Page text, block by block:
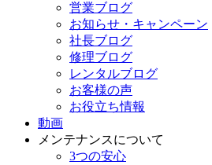
営業ブログ
お知らせ・キャンペーン
社長ブログ
修理ブログ
レンタルブログ
お客様の声
お役立ち情報
動画
メンテナンスについて
3つの安心